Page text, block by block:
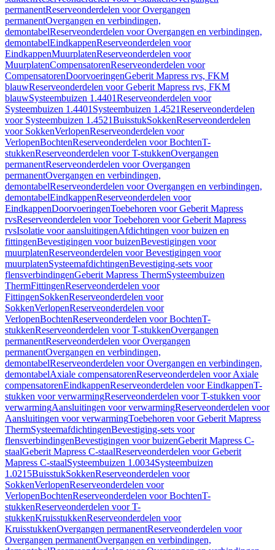
permanentReserveonderdelen voor Overgangen
permanentOvergangen en verbindingen,
demontabelReserveonderdelen voor Overgangen en verbindingen,
demontabelEindkappenReserveonderdelen voor
EindkappenMuurplatenReserveonderdelen voor
MuurplatenCompensatorenReserveonderdelen voor
CompensatorenDoorvoeringenGeberit Mapress rvs, FKM
blauwReserveonderdelen voor Geberit Mapress rvs, FKM
blauwSysteembuizen 1.4401Reserveonderdelen voor
Systeembuizen 1.4401 Systeembuizen 1.4521Reserveonderdelen
voor Systeembuizen 1.4521BuisstukSokkenReserveonderdelen
voor SokkenVerlopenReserveonderdelen voor
VerlopenBochtenReserveonderdelen voor BochtenT-
stukkenReserveonderdelen voor T-stukkenOvergangen
permanentReserveonderdelen voor Overgangen
permanentOvergangen en verbindingen,
demontabelReserveonderdelen voor Overgangen en verbindingen,
demontabelEindkappenReserveonderdelen voor
EindkappenDoorvoeringenToebehoren voor Geberit Mapress
rvsReserveonderdelen voor Toebehoren voor Geberit Mapress
rvsIsolatie voor aansluitingenAfdichtingen voor buizen en
fittingenBevestigingen voor buizenBevestigingen voor
muurplatenReserveonderdelen voor Bevestigingen voor
muurplatenSysteemafdichtingenBevestiging-sets voor
flensverbindingenGeberit Mapress ThermSysteembuizen
ThermFittingenReserveonderdelen voor
FittingenSokkenReserveonderdelen voor
SokkenVerlopenReserveonderdelen voor
VerlopenBochtenReserveonderdelen voor BochtenT-
stukkenReserveonderdelen voor T-stukkenOvergangen
permanentReserveonderdelen voor Overgangen
permanentOvergangen en verbindingen,
demontabelReserveonderdelen voor Overgangen en verbindingen,
demontabelAxiale compensatorenReserveonderdelen voor Axiale
compensatorenEindkappenReserveonderdelen voor EindkappenT-
stukken voor verwarmingReserveonderdelen voor T-stukken voor
verwarmingAansluitingen voor verwarmingReserveonderdelen voor
Aansluitingen voor verwarmingToebehoren voor Geberit Mapress
ThermSysteemafdichtingenBevestiging-sets voor
flensverbindingenBevestigingen voor buizenGeberit Mapress C-
staalGeberit Mapress C-staalReserveonderdelen voor Geberit
Mapress C-staalSysteembuizen 1.0034Systeembuizen
1.0215BuisstukSokkenReserveonderdelen voor
SokkenVerlopenReserveonderdelen voor
VerlopenBochtenReserveonderdelen voor BochtenT-
stukkenReserveonderdelen voor T-
stukkenKruisstukkenReserveonderdelen voor
KruisstukkenOvergangen permanentReserveonderdelen voor
Overgangen permanentOvergangen en verbindingen,